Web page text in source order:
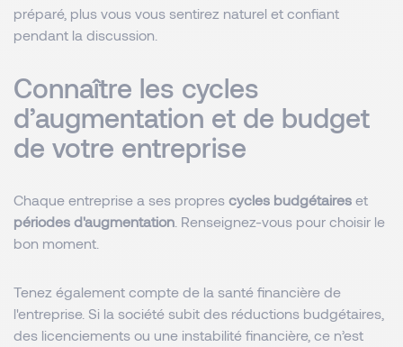
préparé, plus vous vous sentirez naturel et confiant
pendant la discussion.
Connaître les cycles
d’augmentation et de budget
de votre entreprise
Chaque entreprise a ses propres cycles budgétaires et
périodes d'augmentation . Renseignez-vous pour choisir le
bon moment.
Tenez également compte de la santé financière de
l'entreprise. Si la société subit des réductions budgétaires,
des licenciements ou une instabilité financière, ce n’est